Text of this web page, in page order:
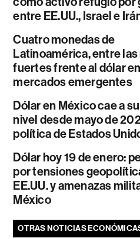
entre EE.UU., Israel e
Cuatro monedas de
Latinoamérica, entre las
fuertes frente al dólar en
mercados emergentes
Dólar en México cae a
nivel desde mayo de
política de Estados
Dólar hoy 19 de enero:
por tensiones
EE.UU. y amenazas
México
OTRAS NOTICIAS